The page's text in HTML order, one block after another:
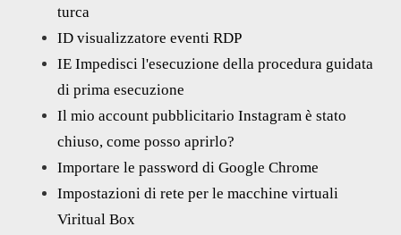
turca
ID visualizzatore eventi RDP
IE Impedisci l'esecuzione della procedura guidata
di prima esecuzione
Il mio account pubblicitario Instagram è stato
chiuso, come posso aprirlo?
Importare le password di Google Chrome
Impostazioni di rete per le macchine virtuali
Viritual Box